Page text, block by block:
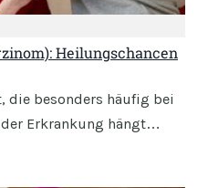
Heilungschancen
die besonders häufig bei
Erkrankung hängt…